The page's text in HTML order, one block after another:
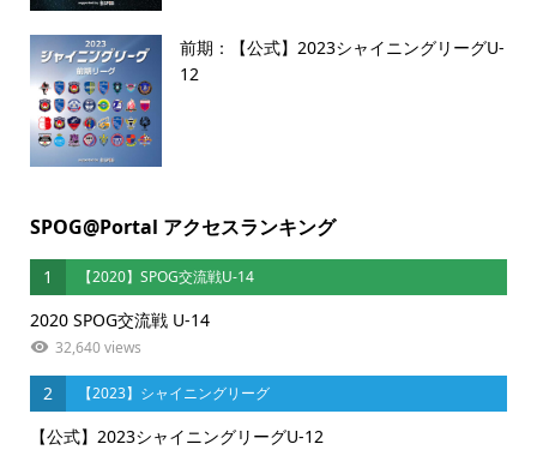
前期：【公式】2023シャイニングリーグU-
12
SPOG@Portal アクセスランキング
1 【2020】SPOG交流戦U-14
2020 SPOG交流戦 U-14
32,640 views
2 【2023】シャイニングリーグ
【公式】2023シャイニングリーグU-12